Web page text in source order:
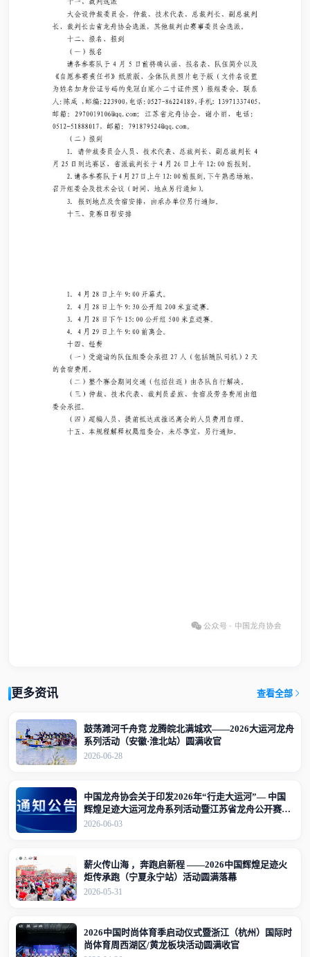
更多资讯 查看全部
鼓荡濉河千舟竞 龙腾皖北满城欢——2026大运河龙舟
系列活动（安徽·淮北站）圆满收官
2026-06-28
中国龙舟协会关于印发2026年“行走大运河”— 中国
辉煌足迹大运河龙舟系列活动暨江苏省龙舟公开赛
（江苏·宜兴站）竞赛规程的通知
2026-06-03
薪火传山海 ，奔跑启新程 ——2026中国辉煌足迹火
炬传承跑（宁夏永宁站）活动圆满落幕
2026-05-31
2026中国时尚体育季启动仪式暨浙江（杭州）国际时
尚体育周西湖区/黄龙板块活动圆满收官